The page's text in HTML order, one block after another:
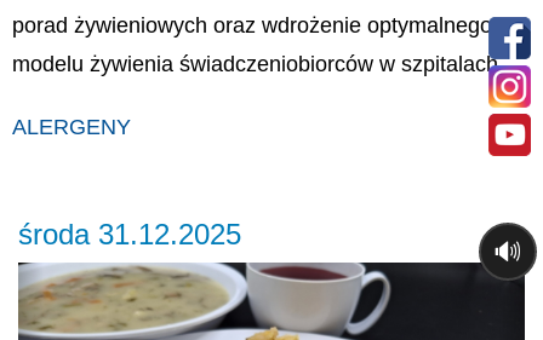
porad żywieniowych oraz wdrożenie optymalnego
modelu żywienia świadczeniobiorców w szpitalach.
ALERGENY
środa 31.12.2025
Previous
🔊